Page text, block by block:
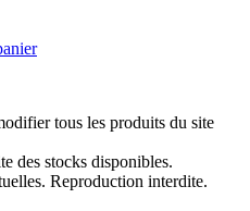
tous les produits du site
des stocks disponibles.
Reproduction interdite.